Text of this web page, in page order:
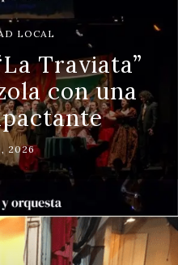
LOCAL
Traviata”
con una
2026